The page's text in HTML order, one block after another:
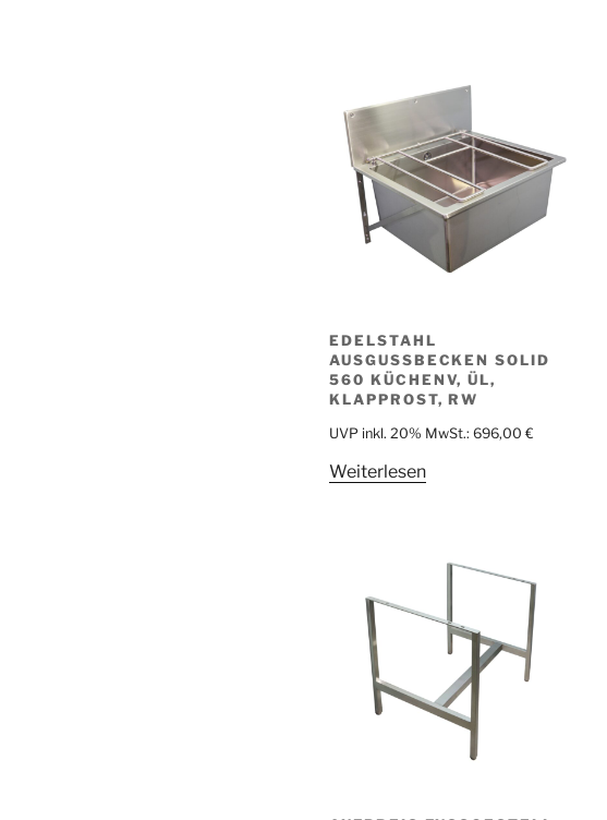
EDELSTAHL
AUSGUSSBECKEN SOLID
560 KÜCHENV, ÜL,
KLAPPROST, RW
UVP inkl. 20% MwSt.: 696,00 €
Weiterlesen